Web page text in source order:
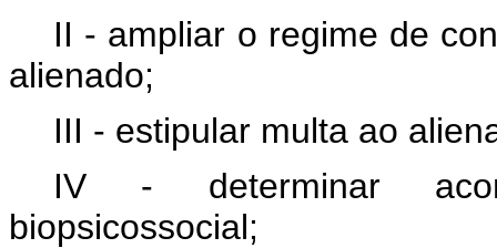
II - ampliar o regime de
alienado;
III - estipular multa ao
IV - determinar
biopsicossocial;